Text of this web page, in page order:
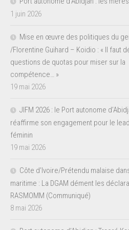
1 juin 2026
Mise en œuvre des politiques du
/Florentine Guihard – Koidio : « Il faut
questions de quotas pour miser sur la
compétence… »
19 mai 2026
JIFM 2026 : le Port autonome
réaffirme son engagement pour le
féminin
19 mai 2026
Côte d’Ivoire/Prétendu malaise
maritime : La DGAM dément les
RASMOMM (Communiqué)
8 mai 2026